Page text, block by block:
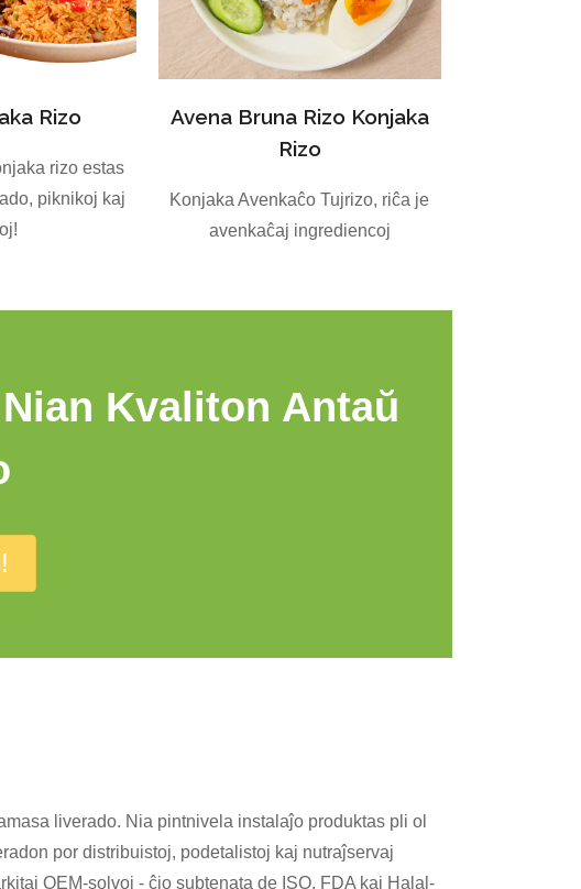
Rizo
rizo estas
piknikoj kaj
Avena Bruna Rizo Konjaka
Rizo
Konjaka Avenkaĉo Tujrizo, riĉa je
avenkaĉaj ingrediencoj
Kvaliton Antaŭ
liverado. Nia pintnivela instalaĵo produktas pli ol
por distribuistoj, podetalistoj kaj nutraĵservaj
OEM-solvoj - ĉio subtenata de ISO, FDA kaj Halal-